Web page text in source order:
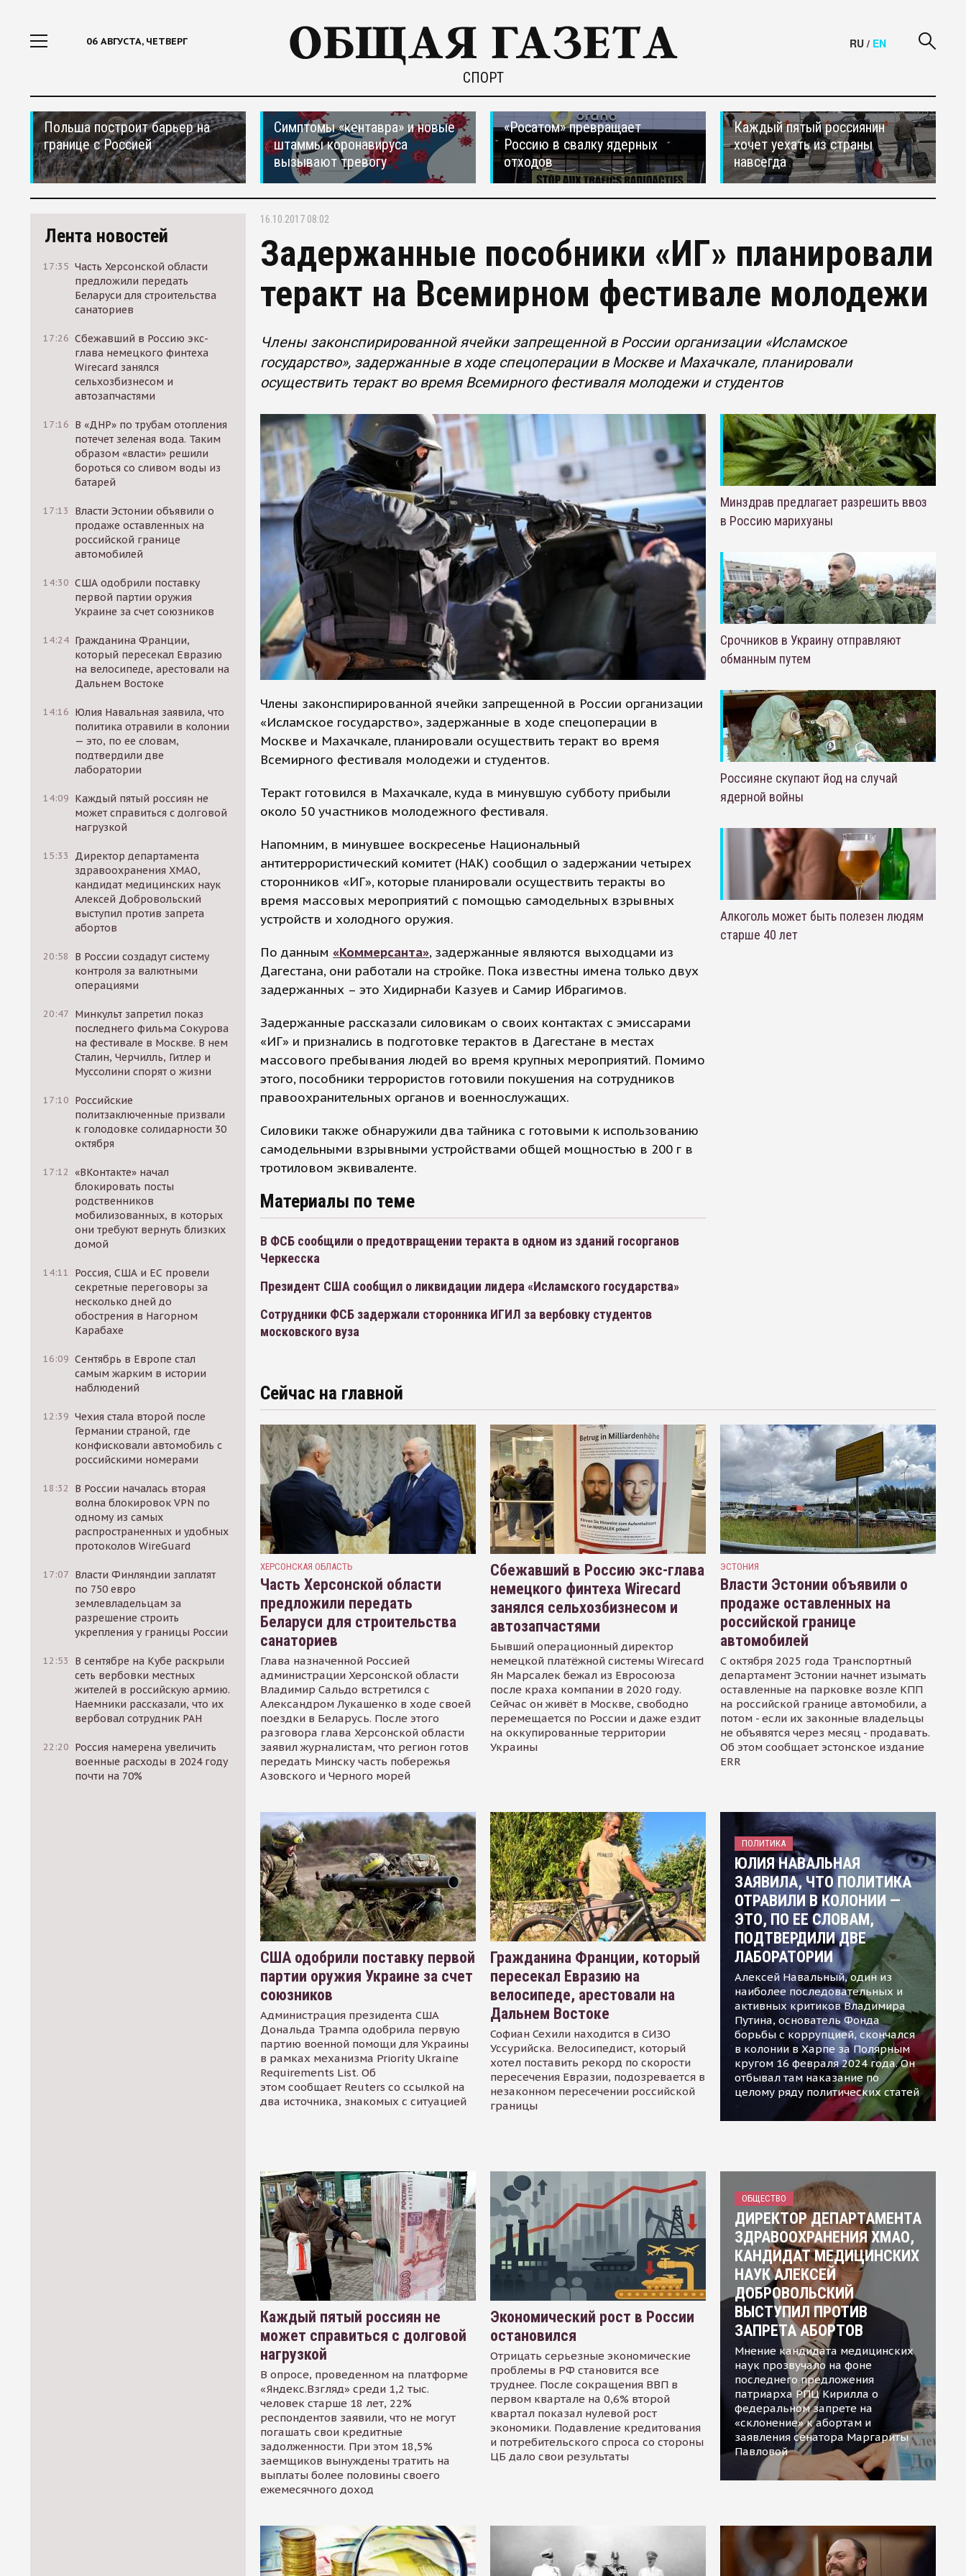
06 АВГУСТА, ЧЕТВЕРГ
СПОРТ
RU / EN
Польша построит барьер на
границе с Россией
Симптомы «кентавра» и новые
штаммы коронавируса
вызывают тревогу
«Росатом» превращает
Россию в свалку ядерных
отходов
Каждый пятый россиянин
хочет уехать из страны
навсегда
Лента новостей
17:35 Часть Херсонской области
предложили передать
Беларуси для строительства
санаториев
17:26 Сбежавший в Россию экс-
глава немецкого финтеха
Wirecard занялся
сельхозбизнесом и
автозапчастями
17:16 В «ДНР» по трубам отопления
потечет зеленая вода. Таким
образом «власти» решили
бороться со сливом воды из
батарей
17:13
Власти Эстонии объявили о
продаже оставленных на
российской границе
автомобилей
14:30 США одобрили поставку
первой партии оружия
Украине за счет союзников
14:24 Гражданина Франции,
который пересекал Евразию
на велосипеде, арестовали на
Дальнем Востоке
14:16 Юлия Навальная заявила, что
политика отравили в колонии
— это, по ее словам,
подтвердили две
лаборатории
14:09 Каждый пятый россиян не
может справиться с долговой
нагрузкой
15:33
Директор департамента
здравоохранения ХМАО,
кандидат медицинских наук
Алексей Добровольский
выступил против запрета
абортов
20:58
В России создадут систему
контроля за валютными
операциями
20:47 Минкульт запретил показ
последнего фильма Сокурова
на фестивале в Москве. В нем
Сталин, Черчилль, Гитлер и
Муссолини спорят о жизни
17:10 Российские
политзаключенные призвали
к голодовке солидарности 30
октября
17:12 «ВКонтакте» начал
блокировать посты
родственников
мобилизованных, в которых
они требуют вернуть близких
домой
14:11
Россия, США и ЕС провели
секретные переговоры за
несколько дней до
обострения в Нагорном
Карабахе
16:09 Сентябрь в Европе стал
самым жарким в истории
наблюдений
12:39 Чехия стала второй после
Германии страной, где
конфисковали автомобиль с
российскими номерами
18:32
В России началась вторая
волна блокировок VPN по
одному из самых
распространенных и удобных
протоколов WireGuard
17:07 Власти Финляндии заплатят
по 750 евро
землевладельцам за
разрешение строить
укрепления у границы России
12:53
В сентябре на Кубе раскрыли
сеть вербовки местных
жителей в российскую армию.
Наемники рассказали, что их
вербовал сотрудник РАН
22:20 Россия намерена увеличить
военные расходы в 2024 году
почти на 70%
16.10.2017 08:02
Задержанные пособники «ИГ» планировали
теракт на Всемирном фестивале молодежи
Члены законспирированной ячейки запрещенной в России организации «Исламское
государство», задержанные в ходе спецоперации в Москве и Махачкале, планировали
осуществить теракт во время Всемирного фестиваля молодежи и студентов
Члены законспирированной ячейки запрещенной в России организации
«Исламское государство», задержанные в ходе спецоперации в
Москве и Махачкале, планировали осуществить теракт во время
Всемирного фестиваля молодежи и студентов.
Теракт готовился в Махачкале, куда в минувшую субботу прибыли
около 50 участников молодежного фестиваля.
Напомним, в минувшее воскресенье Национальный
антитеррористический комитет (НАК) сообщил о задержании четырех
сторонников «ИГ», которые планировали осуществить теракты во
время массовых мероприятий с помощью самодельных взрывных
устройств и холодного оружия.
По данным «Коммерсанта», задержанные являются выходцами из
Дагестана, они работали на стройке. Пока известны имена только двух
задержанных – это Хидирнаби Казуев и Самир Ибрагимов.
Задержанные рассказали силовикам о своих контактах с эмиссарами
«ИГ» и признались в подготовке терактов в Дагестане в местах
массового пребывания людей во время крупных мероприятий. Помимо
этого, пособники террористов готовили покушения на сотрудников
правоохранительных органов и военнослужащих.
Силовики также обнаружили два тайника с готовыми к использованию
самодельными взрывными устройствами общей мощностью в 200 г в
тротиловом эквиваленте.
Материалы по теме
В ФСБ сообщили о предотвращении теракта в одном из зданий госорганов
Черкесска
Президент США сообщил о ликвидации лидера «Исламского государства»
Сотрудники ФСБ задержали сторонника ИГИЛ за вербовку студентов
московского вуза
Минздрав предлагает разрешить ввоз
в Россию марихуаны
Срочников в Украину отправляют
обманным путем
Россияне скупают йод на случай
ядерной войны
Алкоголь может быть полезен людям
старше 40 лет
Сейчас на главной
ХЕРСОНСКАЯ ОБЛАСТЬ
Часть Херсонской области
предложили передать
Беларуси для строительства
санаториев
Глава назначенной Россией
администрации Херсонской области
Владимир Сальдо встретился с
Александром Лукашенко в ходе своей
поездки в Беларусь. После этого
разговора глава Херсонской области
заявил журналистам, что регион готов
передать Минску часть побережья
Азовского и Черного морей
Сбежавший в Россию экс-глава
немецкого финтеха Wirecard
занялся сельхозбизнесом и
автозапчастями
Бывший операционный директор
немецкой платёжной системы Wirecard
Ян Марсалек бежал из Евросоюза
после краха компании в 2020 году.
Сейчас он живёт в Москве, свободно
перемещается по России и даже ездит
на оккупированные территории
Украины
ЭСТОНИЯ
Власти Эстонии объявили о
продаже оставленных на
российской границе
автомобилей
С октября 2025 года Транспортный
департамент Эстонии начнет изымать
оставленные на парковке возле КПП
на российской границе автомобили, а
потом - если их законные владельцы
не объявятся через месяц - продавать.
Об этом сообщает эстонское издание
ERR
США одобрили поставку первой
партии оружия Украине за счет
союзников
Администрация президента США
Дональда Трампа одобрила первую
партию военной помощи для Украины
в рамках механизма Priority Ukraine
Requirements List. Об
этом сообщает Reuters со ссылкой на
два источника, знакомых с ситуацией
Гражданина Франции, который
пересекал Евразию на
велосипеде, арестовали на
Дальнем Востоке
Софиан Сехили находится в СИЗО
Уссурийска. Велосипедист, который
хотел поставить рекорд по скорости
пересечения Евразии, подозревается в
незаконном пересечении российской
границы
ПОЛИТИКА
ЮЛИЯ НАВАЛЬНАЯ
ЗАЯВИЛА, ЧТО ПОЛИТИКА
ОТРАВИЛИ В КОЛОНИИ —
ЭТО, ПО ЕЕ СЛОВАМ,
ПОДТВЕРДИЛИ ДВЕ
ЛАБОРАТОРИИ
Алексей Навальный, один из
наиболее последовательных и
активных критиков Владимира
Путина, основатель Фонда
борьбы с коррупцией, скончался
в колонии в Харпе за Полярным
кругом 16 февраля 2024 года. Он
отбывал там наказание по
целому ряду политических статей
Каждый пятый россиян не
может справиться с долговой
нагрузкой
В опросе, проведенном на платформе
«Яндекс.Взгляд» среди 1,2 тыс.
человек старше 18 лет, 22%
респондентов заявили, что не могут
погашать свои кредитные
задолженности. При этом 18,5%
заемщиков вынуждены тратить на
выплаты более половины своего
ежемесячного доход
Экономический рост в России
остановился
Отрицать серьезные экономические
проблемы в РФ становится все
труднее. После сокращения ВВП в
первом квартале на 0,6% второй
квартал показал нулевой рост
экономики. Подавление кредитования
и потребительского спроса со стороны
ЦБ дало свои результаты
ОБЩЕСТВО
ДИРЕКТОР ДЕПАРТАМЕНТА
ЗДРАВООХРАНЕНИЯ ХМАО,
КАНДИДАТ МЕДИЦИНСКИХ
НАУК АЛЕКСЕЙ
ДОБРОВОЛЬСКИЙ
ВЫСТУПИЛ ПРОТИВ
ЗАПРЕТА АБОРТОВ
Мнение кандидата медицинских
наук прозвучало на фоне
последнего предложения
патриарха РПЦ Кирилла о
федеральном запрете на
«склонение» к абортам и
заявления сенатора Маргариты
Павловой